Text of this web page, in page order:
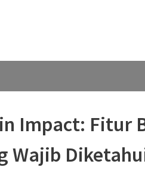
Impact: Fitur
Wajib